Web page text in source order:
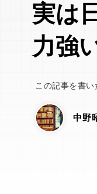
実は
力強
この記事を書い
中野